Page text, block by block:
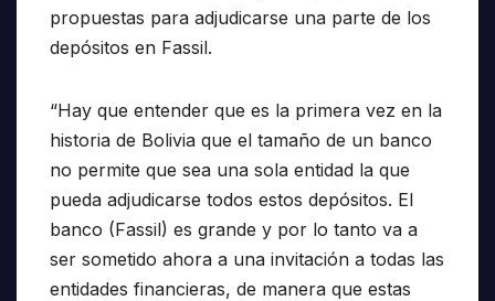
propuestas para adjudicarse una parte de los
depósitos en Fassil.
“Hay que entender que es la primera vez en la
historia de Bolivia que el tamaño de un banco
no permite que sea una sola entidad la que
pueda adjudicarse todos estos depósitos. El
banco (Fassil) es grande y por lo tanto va a
ser sometido ahora a una invitación a todas las
entidades financieras, de manera que estas